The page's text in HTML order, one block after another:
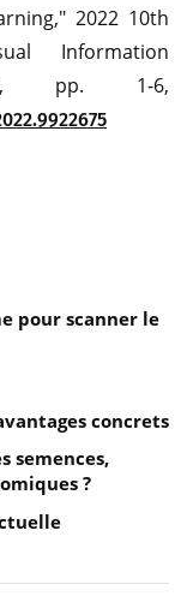
pour scanner le
concrets
semences,
?
2022 10th
Information
pp. 1-6,